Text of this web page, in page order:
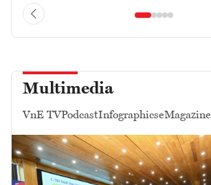
Multimedia
VnE TVPodcastInfographicseMagazine